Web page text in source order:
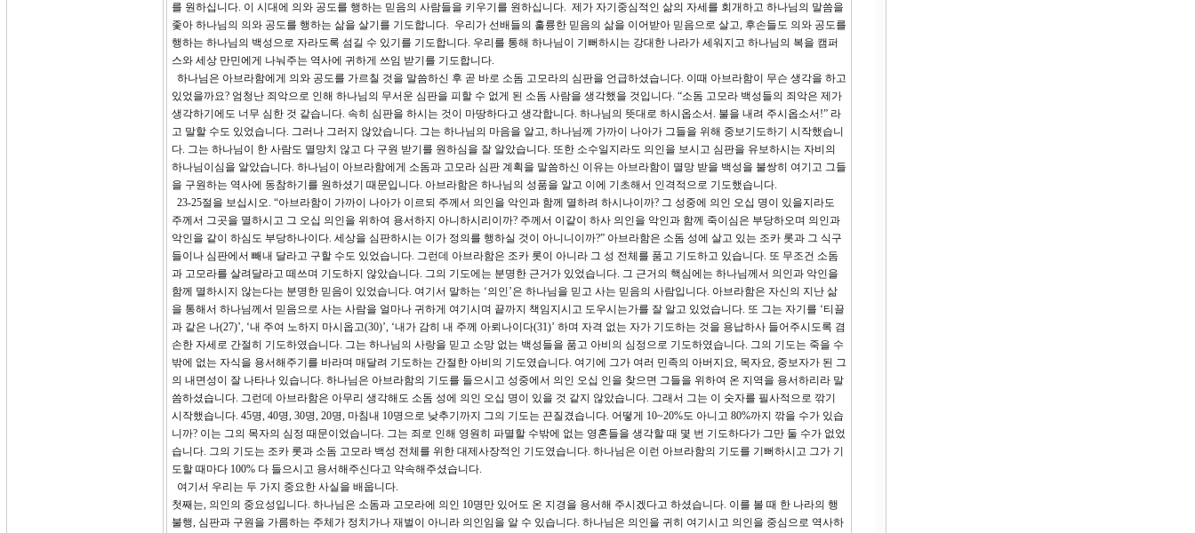
를 원하십니다. 이 시대에 의와 공도를 행하는 믿음의 사람들을 키우기를 원하십니다. 제가 자기중심적인 삶의 자세를 회개하고 하나님의 말씀을
좇아 하나님의 의와 공도를 행하는 삶을 살기를 기도합니다. 우리가 선배들의 훌륭한 믿음의 삶을 이어받아 믿음으로 살고, 후손들도 의와 공도를
행하는 하나님의 백성으로 자라도록 섬길 수 있기를 기도합니다. 우리를 통해 하나님이 기뻐하시는 강대한 나라가 세워지고 하나님의 복을 캠퍼
스와 세상 만민에게 나눠주는 역사에 귀하게 쓰임 받기를 기도합니다.
하나님은 아브라함에게 의와 공도를 가르칠 것을 말씀하신 후 곧 바로 소돔 고모라의 심판을 언급하셨습니다. 이때 아브라함이 무슨 생각을 하고
있었을까요? 엄청난 죄악으로 인해 하나님의 무서운 심판을 피할 수 없게 된 소돔 사람을 생각했을 것입니다. “소돔 고모라 백성들의 죄악은 제가
생각하기에도 너무 심한 것 같습니다. 속히 심판을 하시는 것이 마땅하다고 생각합니다. 하나님의 뜻대로 하시옵소서. 불을 내려 주시옵소서!” 라
고 말할 수도 있었습니다. 그러나 그러지 않았습니다. 그는 하나님의 마음을 알고, 하나님께 가까이 나아가 그들을 위해 중보기도하기 시작했습니
다. 그는 하나님이 한 사람도 멸망치 않고 다 구원 받기를 원하심을 잘 알았습니다. 또한 소수일지라도 의인을 보시고 심판을 유보하시는 자비의
하나님이심을 알았습니다. 하나님이 아브라함에게 소돔과 고모라 심판 계획을 말씀하신 이유는 아브라함이 멸망 받을 백성을 불쌍히 여기고 그들
을 구원하는 역사에 동참하기를 원하셨기 때문입니다. 아브라함은 하나님의 성품을 알고 이에 기초해서 인격적으로 기도했습니다.
23-25절을 보십시오. “아브라함이 가까이 나아가 이르되 주께서 의인을 악인과 함께 멸하려 하시나이까? 그 성중에 의인 오십 명이 있을지라도
주께서 그곳을 멸하시고 그 오십 의인을 위하여 용서하지 아니하시리이까? 주께서 이같이 하사 의인을 악인과 함께 죽이심은 부당하오며 의인과
악인을 같이 하심도 부당하나이다. 세상을 심판하시는 이가 정의를 행하실 것이 아니니이까?” 아브라함은 소돔 성에 살고 있는 조카 롯과 그 식구
들이나 심판에서 빼내 달라고 구할 수도 있었습니다. 그런데 아브라함은 조카 롯이 아니라 그 성 전체를 품고 기도하고 있습니다. 또 무조건 소돔
과 고모라를 살려달라고 떼쓰며 기도하지 않았습니다. 그의 기도에는 분명한 근거가 있었습니다. 그 근거의 핵심에는 하나님께서 의인과 악인을
함께 멸하시지 않는다는 분명한 믿음이 있었습니다. 여기서 말하는 ‘의인’은 하나님을 믿고 사는 믿음의 사람입니다. 아브라함은 자신의 지난 삶
을 통해서 하나님께서 믿음으로 사는 사람을 얼마나 귀하게 여기시며 끝까지 책임지시고 도우시는가를 잘 알고 있었습니다. 또 그는 자기를 ‘티끌
과 같은 나(27)’, ‘내 주여 노하지 마시옵고(30)’, ‘내가 감히 내 주께 아뢰나이다(31)’ 하며 자격 없는 자가 기도하는 것을 용납하사 들어주시도록 겸
손한 자세로 간절히 기도하였습니다. 그는 하나님의 사랑을 믿고 소망 없는 백성들을 품고 아비의 심정으로 기도하였습니다. 그의 기도는 죽을 수
밖에 없는 자식을 용서해주기를 바라며 매달려 기도하는 간절한 아비의 기도였습니다. 여기에 그가 여러 민족의 아버지요, 목자요, 중보자가 된 그
의 내면성이 잘 나타나 있습니다. 하나님은 아브라함의 기도를 들으시고 성중에서 의인 오십 인을 찾으면 그들을 위하여 온 지역을 용서하리라 말
씀하셨습니다. 그런데 아브라함은 아무리 생각해도 소돔 성에 의인 오십 명이 있을 것 같지 않았습니다. 그래서 그는 이 숫자를 필사적으로 깎기
시작했습니다. 45명, 40명, 30명, 20명, 마침내 10명으로 낮추기까지 그의 기도는 끈질겼습니다. 어떻게 10~20%도 아니고 80%까지 깎을 수가 있습
니까? 이는 그의 목자의 심정 때문이었습니다. 그는 죄로 인해 영원히 파멸할 수밖에 없는 영혼들을 생각할 때 몇 번 기도하다가 그만 둘 수가 없었
습니다. 그의 기도는 조카 롯과 소돔 고모라 백성 전체를 위한 대제사장적인 기도였습니다. 하나님은 이런 아브라함의 기도를 기뻐하시고 그가 기
도할 때마다 100% 다 들으시고 용서해주신다고 약속해주셨습니다.
여기서 우리는 두 가지 중요한 사실을 배웁니다.
첫째는, 의인의 중요성입니다. 하나님은 소돔과 고모라에 의인 10명만 있어도 온 지경을 용서해 주시겠다고 하셨습니다. 이를 볼 때 한 나라의 행
불행, 심판과 구원을 가름하는 주체가 정치가나 재벌이 아니라 의인임을 알 수 있습니다. 하나님은 의인을 귀히 여기시고 의인을 중심으로 역사하